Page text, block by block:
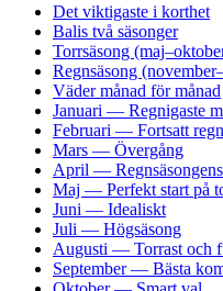
Det viktigaste i korthet
Balis två säsonger
Torrsäsong
Regnsäsong
Väder månad för månad
Januari — Regnigaste
Februari — Fortsatt
Mars — Övergång
April —
Maj — Perfekt start på
Juni — Idealiskt
Juli — Högsäsong
Augusti — Torrast och
September — Bästa